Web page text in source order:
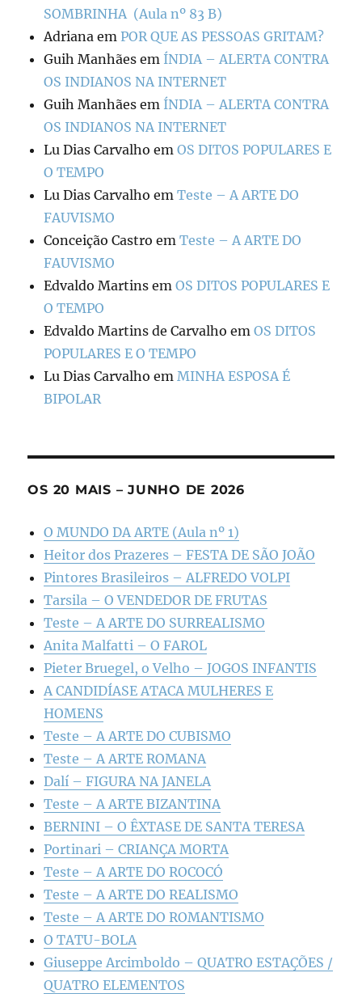
SOMBRINHA (Aula nº 83 B)
Adriana em POR QUE AS PESSOAS GRITAM?
Guih Manhães em ÍNDIA – ALERTA CONTRA
OS INDIANOS NA INTERNET
Guih Manhães em ÍNDIA – ALERTA CONTRA
OS INDIANOS NA INTERNET
Lu Dias Carvalho emOS DITOS POPULARES E
O TEMPO
Lu Dias Carvalho emTeste – A ARTE DO
FAUVISMO
Conceição Castro emTeste – A ARTE DO
FAUVISMO
Edvaldo Martins emOS DITOS POPULARES E
O TEMPO
Edvaldo Martins de Carvalho emOS DITOS
POPULARES E O TEMPO
Lu Dias Carvalho em MINHA ESPOSA É
BIPOLAR
OS 20 MAIS – JUNHO DE 2026
O MUNDO DA ARTE (Aula nº 1)
Heitor dos Prazeres – FESTA DE SÃO JOÃO
Pintores Brasileiros – ALFREDO VOLPI
Tarsila – O VENDEDOR DE FRUTAS
Teste – A ARTE DO SURREALISMO
Anita Malfatti – O FAROL
Pieter Bruegel, o Velho – JOGOS INFANTIS
A CANDIDÍASE ATACA MULHERES E
HOMENS
Teste – A ARTE DO CUBISMO
Teste – A ARTE ROMANA
Dalí – FIGURA NA JANELA
Teste – A ARTE BIZANTINA
BERNINI – O ÊXTASE DE SANTA TERESA
Portinari – CRIANÇA MORTA
Teste – A ARTE DO ROCOCÓ
Teste – A ARTE DO REALISMO
Teste – A ARTE DO ROMANTISMO
O TATU-BOLA
Giuseppe Arcimboldo – QUATRO ESTAÇÕES /
QUATRO ELEMENTOS